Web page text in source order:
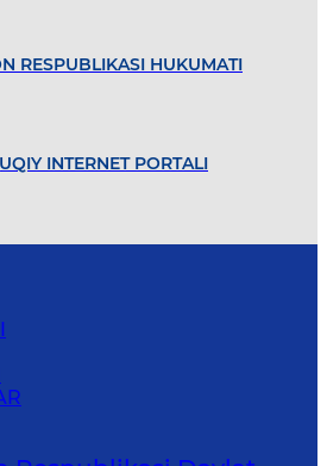
RESPUBLIKASI HUKUMATI
INTERNET PORTALI